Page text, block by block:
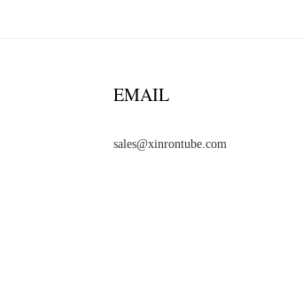
EMAIL
sales@xinrontube.com